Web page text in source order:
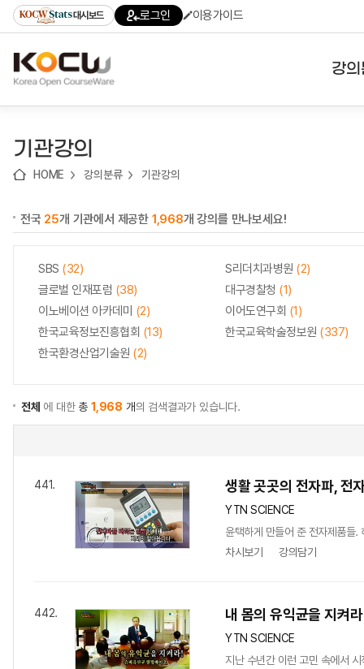
기
기
기
content)
가
대시보드 로그인 이용가이드
강
기관강의
HOME 강의분류 기관강의
전국 25개 기관에서 제공한 1,968개 강의를 만나보세요!
SBS (32) S리더치과병원 (2)
글로벌 인재포럼 (38) 대구경찰청 (1)
이노베이션 아카데미 (2) 이어도연구회 (1)
한국교육정보진흥협회 (13) 한국교육학술정보원 (337)
한국환경산업기술원 (2)
전체 에 대한총1,968 개의 검색결과가 있습니다.
441. 생활 곳곳의 전자파, 전
YTN SCIENCE
윤택하게 만들어 준 전자제품들
차시보기
강의담기
442. 내 몸의 유익균을 지켜
YTN SCIENCE
지난 수년간 이런 고민 속에서